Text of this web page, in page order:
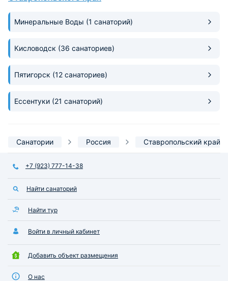
этажу попались разговорчивые, в
это мелочи.
Минеральные Воды (1 санаторий)
Кисловодск (36 санаториев)
Пятигорск (12 санаториев)
Ессентуки (21 санаторий)
Санатории Россия Ставропольский край
+7 (923) 777-14-38
Найти санаторий
Найти тур
Войти в личный кабинет
Добавить объект размещения
О нас